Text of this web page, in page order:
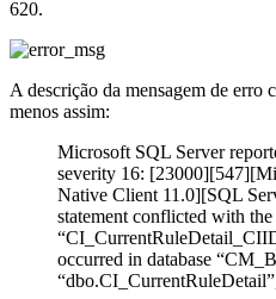
620.
A descrição da mensagem de erro
menos assim:
Microsoft SQL Server
severity 16:
Native Client 11.0][SQL
statement conflicted with
occurred in database